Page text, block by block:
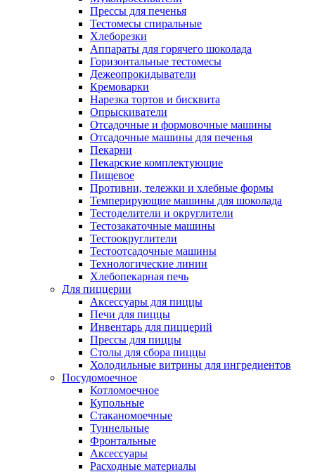
Прессы для печенья
Тестомесы спиральные
Хлеборезки
Аппараты для горячего шоколада
Горизонтальные тестомесы
Дежеопрокидыватели
Кремоварки
Нарезка тортов и бисквита
Опрыскиватели
Отсадочные и формовочные машины
Отсадочные машины для печенья
Пекарни
Пекарские комплектующие
Пищевое
Противни, тележки и хлебные формы
Темперирующие машины для шоколада
Тестоделители и округлители
Тестозакаточные машины
Тестоокруглители
Тестоотсадочные машины
Технологические линии
Хлебопекарная печь
Для пиццерии
Аксессуары для пиццы
Печи для пиццы
Инвентарь для пиццерий
Прессы для пиццы
Столы для сбора пиццы
Холодильные витрины для ингредиентов
Посудомоечное
Котломоечное
Купольные
Стаканомоечные
Туннельные
Фронтальные
Аксессуары
Расходные материалы